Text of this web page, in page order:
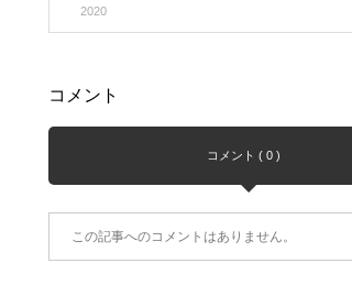
2020
コメント
コメント ( 0 )
この記事へのコメントはありません。